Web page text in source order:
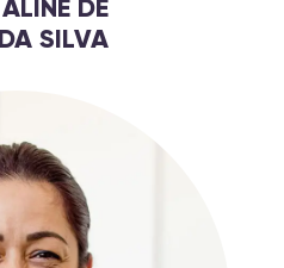
DE
SILVA